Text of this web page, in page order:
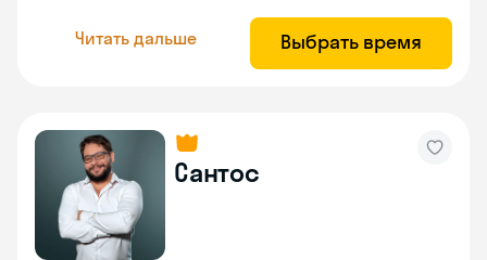
Читать дальше Выбрать время
Сантос